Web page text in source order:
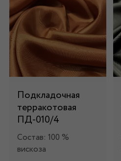
Подкладочная
терракотовая
ПД-010/4
Состав: 100 %
вискоза